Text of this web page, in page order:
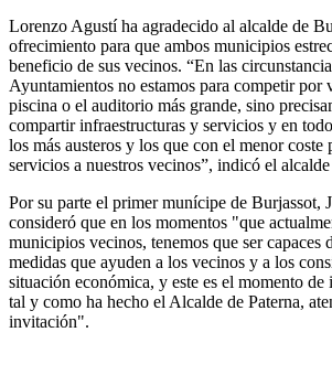
Lorenzo Agustí ha agradecido al alcalde de
ofrecimiento para que ambos municipios
beneficio de sus vecinos. “En las
Ayuntamientos no estamos para competir por
piscina o el auditorio más grande, sino
compartir infraestructuras y servicios y en
los más austeros y los que con el menor coste
servicios a nuestros vecinos”, indicó el alcalde
Por su parte el primer munícipe de Burjassot,
consideró que en los momentos "que
municipios vecinos, tenemos que ser capaces
medidas que ayuden a los vecinos y a los
situación económica, y este es el momento de
tal y como ha hecho el Alcalde de Paterna,
invitación".